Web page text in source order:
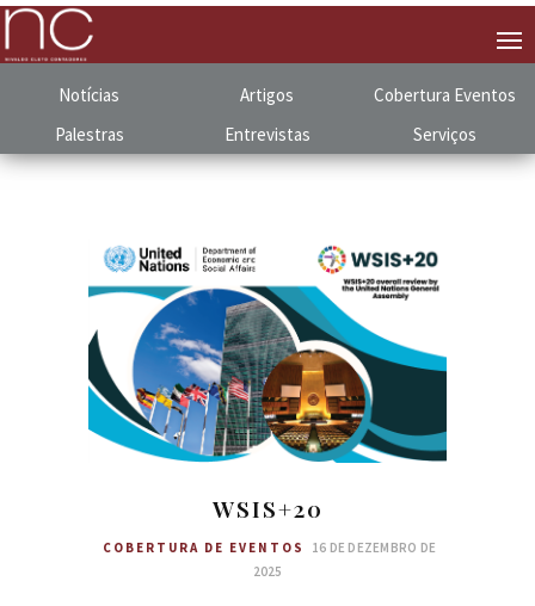
Notícias Artigos Cobertura Eventos
Palestras
Entrevistas Serviços
WSIS+20
COBERTURA DE EVENTOS
16 DE DEZEMBRO DE
2025